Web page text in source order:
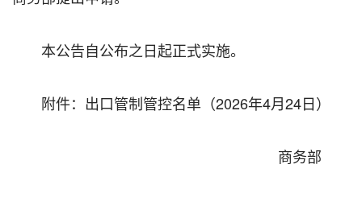
本公告自公布之日起正式实施。
附件：出口管制管控名单（2026年4月24日）
商务部